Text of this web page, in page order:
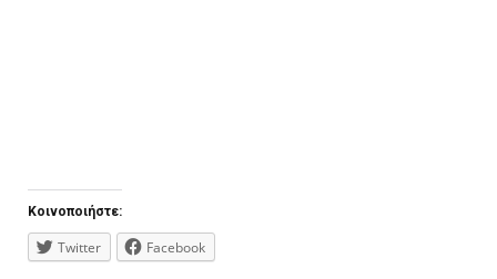
Κοινοποιήστε:
Twitter Facebook